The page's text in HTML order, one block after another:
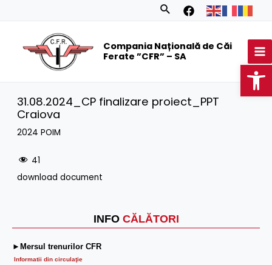
Search
Compania Națională de Căi
Ferate ”CFR” – SA
INFO CĂLĂTORI
►Mersul trenurilor CFR
Informatii din circulaţie
31.08.2024_CP finalizare proiect_PPT
Craiova
2024 POIM
41
download document